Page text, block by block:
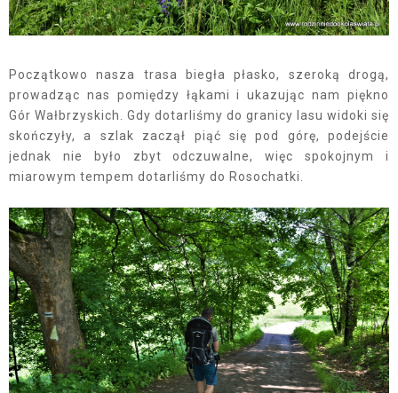
Początkowo nasza trasa biegła płasko, szeroką drogą,
prowadząc nas pomiędzy łąkami i ukazując nam piękno
Gór Wałbrzyskich. Gdy dotarliśmy do granicy lasu widoki się
skończyły, a szlak zaczął piąć się pod górę, podejście
jednak nie było zbyt odczuwalne, więc spokojnym i
miarowym tempem dotarliśmy do Rosochatki.